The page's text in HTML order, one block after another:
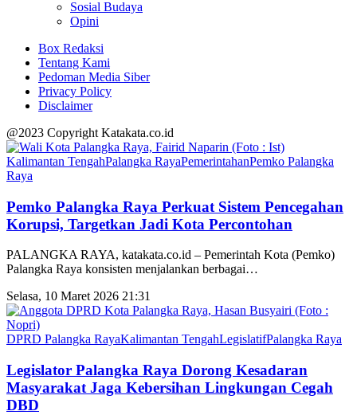
Sosial Budaya
Opini
Box Redaksi
Tentang Kami
Pedoman Media Siber
Privacy Policy
Disclaimer
@2023 Copyright Katakata.co.id
Kalimantan TengahPalangka RayaPemerintahanPemko Palangka
Raya
Pemko Palangka Raya Perkuat Sistem Pencegahan
Korupsi, Targetkan Jadi Kota Percontohan
PALANGKA RAYA, katakata.co.id – Pemerintah Kota (Pemko)
Palangka Raya konsisten menjalankan berbagai…
Selasa, 10 Maret 2026 21:31
DPRD Palangka RayaKalimantan TengahLegislatifPalangka Raya
Legislator Palangka Raya Dorong Kesadaran
Masyarakat Jaga Kebersihan Lingkungan Cegah
DBD